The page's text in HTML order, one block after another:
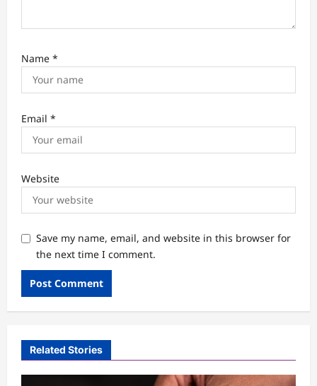
Name *
Email *
Website
Save my name, email, and website in this browser for
the next time I comment.
Related Stories